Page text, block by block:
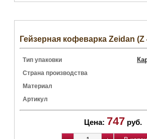
Гейзерная кофеварка Zeidan
Тип упаковки
Страна производства
Материал
Артикул
Цена: 747 руб.